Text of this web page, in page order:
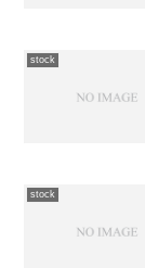
stock
stock